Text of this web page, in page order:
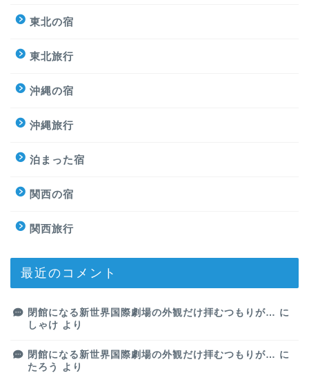
東北の宿
東北旅行
沖縄の宿
沖縄旅行
泊まった宿
関西の宿
関西旅行
最近のコメント
閉館になる新世界国際劇場の外観だけ拝むつもりが… に
しゃけ より
閉館になる新世界国際劇場の外観だけ拝むつもりが… に
たろう
より